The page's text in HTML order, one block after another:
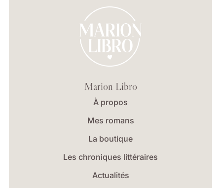
Marion Libro
À propos
Mes romans
La boutique
Les chroniques littéraires
Actualités